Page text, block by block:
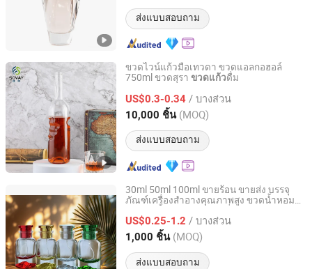
ส่งแบบสอบถาม
ขวดไวน์แก้วมือเทวดา ขวดแอลกอฮอล์
750ml ขวดสุรา ขวดแก้วดื่ม
US$0.3-0.34 / บางส่วน
10,000 ชิ้น (MOQ)
ส่งแบบสอบถาม
Tianjin Sovay Glass CO., LTD
Tianjin, China อัตราจาก 2025
30ml 50ml 100ml ขายร้อน ขายส่ง บรรจุ
ภัณฑ์เครื่องสำอางคุณภาพสูง ขวดน้ำหอมหรู
US$0.25-1.2 / บางส่วน
1,000 ชิ้น (MOQ)
ส่งแบบสอบถาม
Wuxi Box Imp & Exp Co., Ltd.
Jiangsu, China อัตราจาก 2016